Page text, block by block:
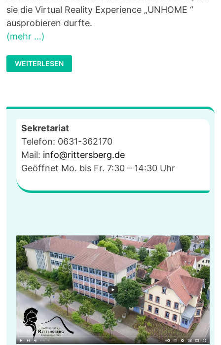
sie die Virtual Reality Experience „UNHOME “
ausprobieren durfte.
(mehr …)
PERSPEKTIVWECHSEL
DURCH
VR:
„UNHOME“
42KAISERSLAUTERN
WEITERLESEN
Sekretariat
Telefon: 0631-362170
Mail: info@rittersberg.de
Geöffnet Mo. bis Fr. 7:30 – 14:30 Uhr